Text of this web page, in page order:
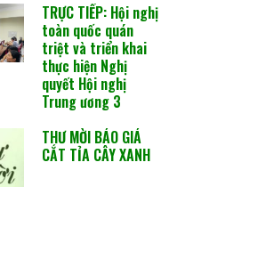
TRỰC TIẾP: Hội nghị
toàn quốc quán
triệt và triển khai
thực hiện Nghị
quyết Hội nghị
Trung ương 3
THƯ MỜI BÁO GIÁ
CẮT TỈA CÂY XANH